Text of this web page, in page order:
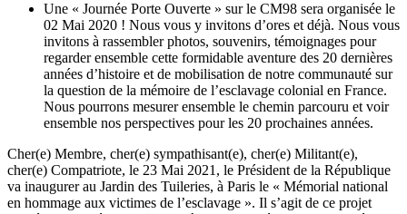
Une « Journée Porte Ouverte » sur le CM98 sera organisée le
02 Mai 2020 ! Nous vous y invitons d’ores et déjà. Nous vous
invitons à rassembler photos, souvenirs, témoignages pour
regarder ensemble cette formidable aventure des 20 dernières
années d’histoire et de mobilisation de notre communauté sur
la question de la mémoire de l’esclavage colonial en France.
Nous pourrons mesurer ensemble le chemin parcouru et voir
ensemble nos perspectives pour les 20 prochaines années.
Cher(e) Membre, cher(e) sympathisant(e), cher(e) Militant(e),
cher(e) Compatriote, le 23 Mai 2021, le Président de la République
va inaugurer au Jardin des Tuileries, à Paris le « Mémorial national
en hommage aux victimes de l’esclavage ». Il s’agit de ce projet